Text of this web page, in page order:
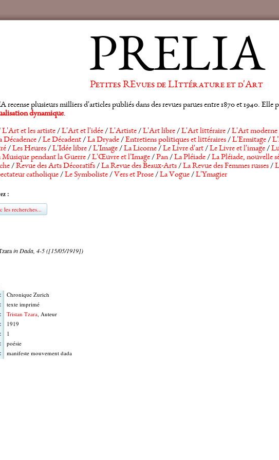
PRELIA
Petites REvues de LIttérature et d'Art
recense plusieurs milliers d'articles publiés dans des revues parues entre 1870 et 1940. Elle
dynamique.
L'Art et les artiste/L'Art et l'idée/L'Artiste/L'Art libre/L'Art littéraire/L'Art moderne
Décadence/Le Décadent/La Dryade/Entretiens politiques et littéraires/L'Ermitage/
/Les Heures/L'Idée libre/L'Image/La Licorne/Le Livre d'art/Le Livre et l'image/
Musique pendant la Guerre/L'Œuvre et l'Image/Pan/La Pléiade/La Pléiade, nouvelle
/Revue des Arts Décoratifs/La Revue des Beaux-Arts/La Revue des Femmes russes/
catholique/Le Symboliste/ Vers et Prose/La Vogue/L'Ymagier
:
les recherches...
in Dada, 4-5 ([15/05/1919])
Chronique Zurich
texte imprimé
Tristan Tzara, Auteur
1919
1
poésie
manifeste mouvement dada